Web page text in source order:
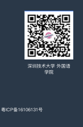
深圳技术大学 外国语
学院
粤ICP备16106131号